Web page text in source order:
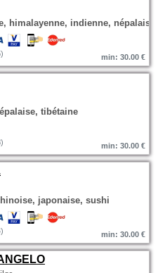
himalayenne, indienne, népalaise
min: 30.00 €
tibétaine
min: 30.00 €
japonaise, sushi
min: 30.00 €